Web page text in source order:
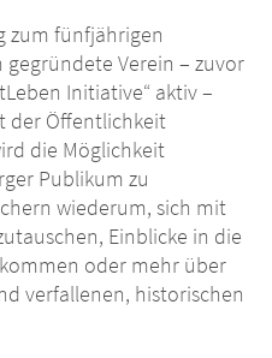
zum fünfjährigen
Verein – zuvor
Initiative“ aktiv –
der Öffentlichkeit
die Möglichkeit
Publikum zu
wiederum, sich mit
Einblicke in die
oder mehr über
verfallenen, historischen